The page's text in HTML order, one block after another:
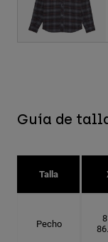
Guía de
Talla
Pecho